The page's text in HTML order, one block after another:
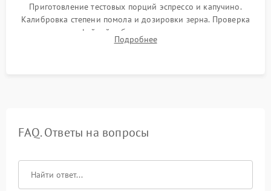
Приготовление тестовых порций эспрессо и капучино.
Калибровка степени помола и дозировки зерна. Проверка
плотности кофейной таблетки, температуры напитка и
качества молочной пены. Контроль отсутствия посторонних
Подробнее
FAQ. Ответы на вопросы